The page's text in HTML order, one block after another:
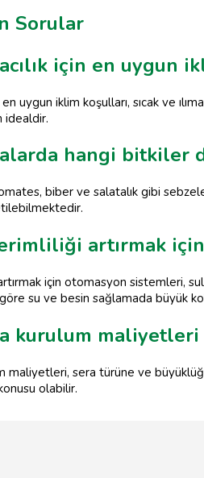
Sorular
için en uygun
uygun iklim koşulları, sıcak ve
idealdir.
hangi bitkiler
biber ve salatalık gibi
artırmak
için otomasyon sistemleri,
su ve besin sağlamada büyük
kurulum maliyetleri
maliyetleri, sera türüne ve
olabilir.